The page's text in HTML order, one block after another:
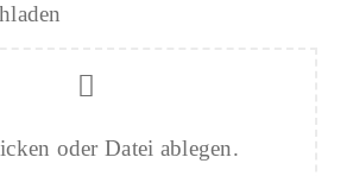
oder Datei ablegen.